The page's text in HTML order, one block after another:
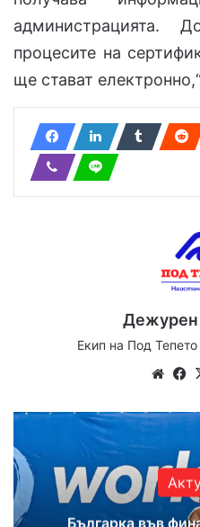
администрацията.
процесите на
ще стават
Дежурен
Екип на Под
We
te
Българка във